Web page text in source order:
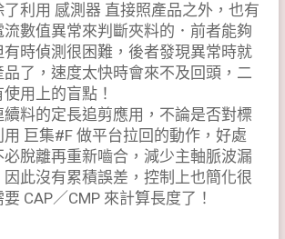
了利用 感測器 直接照產品之外，也有
數值異常來判斷夾料的．前者能夠
時偵測很困難，後者發現異常時就
品了，速度太快時會來不及回頭，二
用上的盲點！
續料的定長追剪應用，不論是否對標
巨集#F 做平台拉回的動作，好處
必脫離再重新嚙合，減少主軸脈波漏
因此沒有累積誤差，控制上也簡化很
CAP／CMP 來計算長度了！